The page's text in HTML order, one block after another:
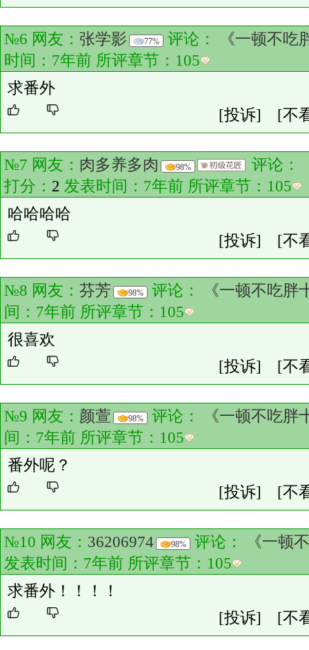
№6 网友： 张学影 77% 评论：
《一顿不
时间：7年前 所评章节： 105
求番外
[投诉]
[不
№7 网友： 肉多养多肉 98% 评论：
打分： 2 发表时间：7年前 所评章节： 105
哈哈哈哈
[投诉]
[不
№8 网友： 芬芳 98% 评论：
《一顿不吃
间：7年前 所评章节： 105
很喜欢
[投诉]
[不
№9 网友： 颜萱 98% 评论：
《一顿不吃
间：7年前 所评章节： 105
番外呢？
[投诉]
[不
№10 网友： 36206974 98% 评论：
《一顿
发表时间：7年前 所评章节： 105
求番外！！！！
[投诉]
[不